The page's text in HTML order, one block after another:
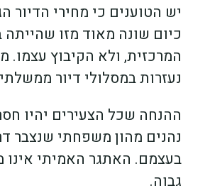
יש הטוענים כי מחירי הדיור
כיום שונה מאוד מזו
המרכזית, ולא הקיבוץ עצמו.
נעזרות במסלולי דיור
ההנחה שכל הצעירים יהיו
נהנים מהון משפחתי שנצבר
בעצמם. האתגר האמיתי אינו
גבוה.